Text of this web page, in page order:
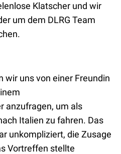
Klatscher und wir
um dem DLRG Team
wir uns von einer Freundin
anzufragen, um als
Italien zu fahren. Das
unkompliziert, die Zusage
Vortreffen stellte